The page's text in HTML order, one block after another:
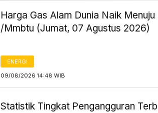
Harga Gas Alam Dunia Naik
/Mmbtu (Jumat, 07 Agustus 2026)
ENERGI
09/08/2026 14:48 WIB
Statistik Tingkat Pengangguran